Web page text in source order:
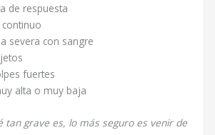
de respuesta
severa con sangre
fuertes
alta o muy baja
tan grave es, lo más seguro es venir de